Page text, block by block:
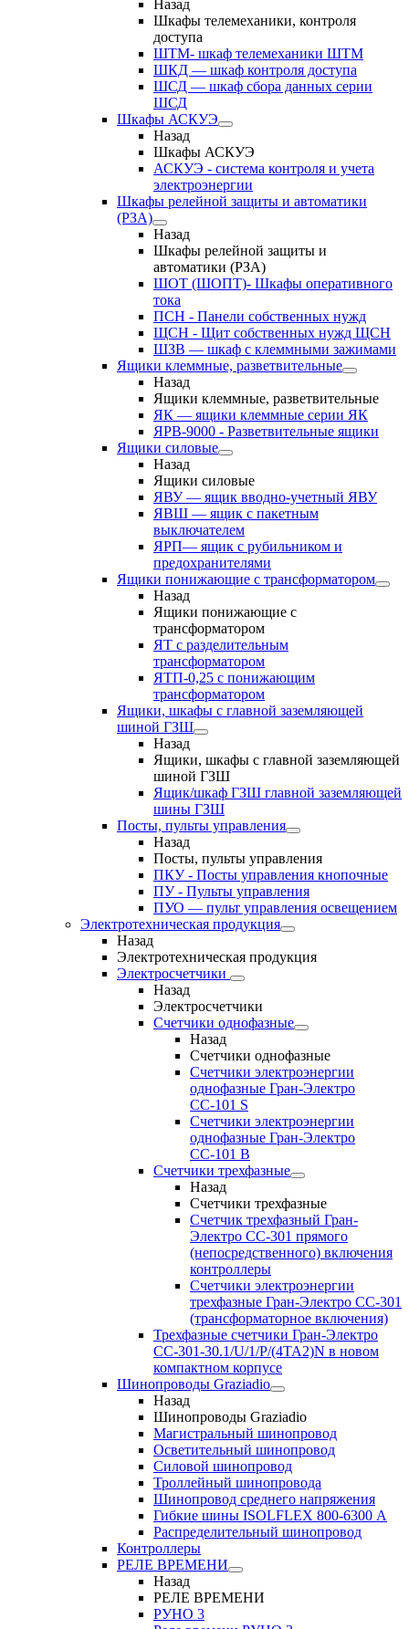
Назад
Шкафы телемеханики, контроля
доступа
ШТМ- шкаф телемеханики ШТМ
ШКД — шкаф контроля доступа
ШСД — шкаф сбора данных серии
ШСД
Шкафы АСКУЭ
Назад
Шкафы АСКУЭ
АСКУЭ - система контроля и учета
электроэнергии
Шкафы релейной защиты и автоматики
(РЗА)
Назад
Шкафы релейной защиты и
автоматики (РЗА)
ШОТ (ШОПТ)- Шкафы оперативного
тока
ПСН - Панели собственных нужд
ЩСН - Щит собственных нужд ЩСН
ШЗВ — шкаф с клеммными зажимами
Ящики клеммные, разветвительные
Назад
Ящики клеммные, разветвительные
ЯК — ящики клеммные серии ЯК
ЯРВ-9000 - Разветвительные ящики
Ящики силовые
Назад
Ящики силовые
ЯВУ — ящик вводно-учетный ЯВУ
ЯВШ — ящик с пакетным
выключателем
ЯРП— ящик с рубильником и
предохранителями
Ящики понижающие с трансформатором
Назад
Ящики понижающие с
трансформатором
ЯТ с разделительным
трансформатором
ЯТП-0,25 с понижающим
трансформатором
Ящики, шкафы с главной заземляющей
шиной ГЗШ
Назад
Ящики, шкафы с главной заземляющей
шиной ГЗШ
Ящик/шкаф ГЗШ главной заземляющей
шины ГЗШ
Посты, пульты управления
Назад
Посты, пульты управления
ПКУ - Посты управления кнопочные
ПУ - Пульты управления
ПУО — пульт управления освещением
Электротехническая продукция
Назад
Электротехническая продукция
Электросчетчики
Назад
Электросчетчики
Счетчики однофазные
Назад
Счетчики однофазные
Счетчики электроэнергии
однофазные Гран-Электро
СС-101 S
Счетчики электроэнергии
однофазные Гран-Электро
СС-101 B
Счетчики трехфазные
Назад
Счетчики трехфазные
Счетчик трехфазный Гран-
Электро CC-301 прямого
(непосредственного) включения
контроллеры
Счетчики электроэнергии
трехфазные Гран-Электро CC-301
(трансформаторное включения)
Трехфазные счетчики Гран-Электро
СС-301-30.1/U/1/P/(4TA2)N в новом
компактном корпусе
Шинопроводы Graziadio
Назад
Шинопроводы Graziadio
Магистральный шинопровод
Осветительный шинопровод
Силовой шинопровод
Троллейный шинопровода
Шинопровод среднего напряжения
Гибкие шины ISOLFLEX 800-6300 А
Распределительный шинопровод
Контроллеры
РЕЛЕ ВРЕМЕНИ
Назад
РЕЛЕ ВРЕМЕНИ
РУНО 3